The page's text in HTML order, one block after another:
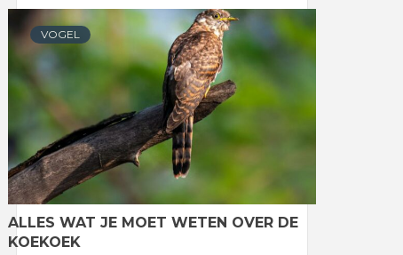
VOGEL
ALLES WAT JE MOET WETEN OVER DE
KOEKOEK